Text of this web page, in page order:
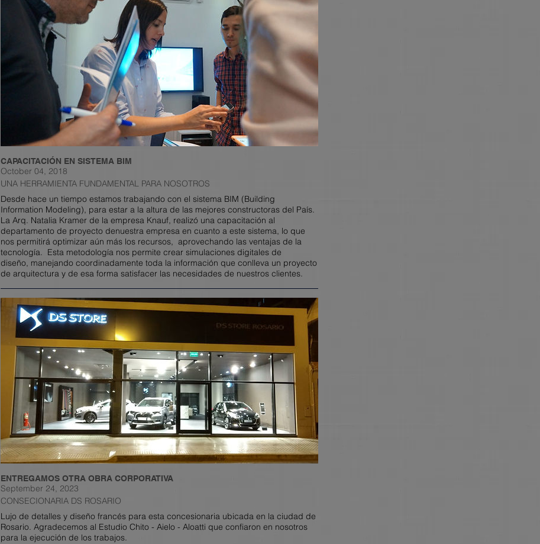
CAPACITACIÓN EN SISTEMA BIM
October 04, 2018
UNA HERRAMIENTA FUNDAMENTAL PARA NOSOTROS
Desde hace un tiempo estamos trabajando con el sistema BIM (Building
Information Modeling), para estar a la altura de las mejores constructoras del País.
La Arq. Natalia Kramer de la empresa Knauf, realizó una capacitación al
departamento de proyecto denuestra empresa en cuanto a este sistema, lo que
nos permitirá optimizar aún más los recursos, aprovechando las ventajas de la
tecnología. Esta metodología nos permite crear simulaciones digitales de
diseño, manejando coordinadamente toda la información que conlleva un proyecto
de arquitectura y de esa forma satisfacer las necesidades de nuestros clientes.
ENTREGAMOS OTRA OBRA CORPORATIVA
September 24, 2023
CONSECIONARIA DS ROSARIO
Lujo de detalles y diseño francés para esta concesionaria ubicada en la ciudad de
Rosario. Agradecemos al Estudio Chito - Aielo - Aloatti que confiaron en nosotros
para la ejecución de los trabajos.